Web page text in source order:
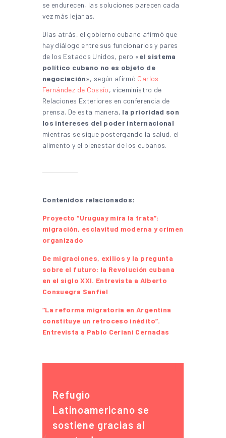
se endurecen, las soluciones parecen cada
vez más lejanas.
Días atrás, el gobierno cubano afirmó que
hay diálogo entre sus funcionarios y pares
de los Estados Unidos, pero «el sistema
político cubano no es objeto de
negociación», según afirmó Carlos
Fernández de Cossío, viceministro de
Relaciones Exteriores en conferencia de
prensa. De esta manera, la prioridad son
los intereses del poder internacional
mientras se sigue postergando la salud, el
alimento y el bienestar de los cubanos.
Contenidos relacionados:
Proyecto “Uruguay mira la trata”:
migración, esclavitud moderna y crimen
organizado
De migraciones, exilios y la pregunta
sobre el futuro: la Revolución cubana
en el siglo XXI. Entrevista a Alberto
Consuegra Sanfiel
“La reforma migratoria en Argentina
constituye un retroceso inédito”.
Entrevista a Pablo Ceriani Cernadas
Refugio
Latinoamericano se
sostiene gracias al